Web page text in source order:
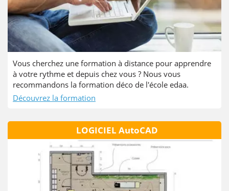
Vous cherchez une formation à distance pour apprendre
à votre rythme et depuis chez vous ? Nous vous
recommandons la formation déco de l'école edaa.
Découvrez la formation
LOGICIEL AutoCAD